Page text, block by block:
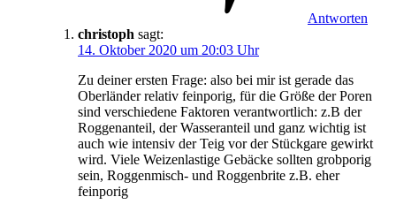
Antworten
christoph sagt:
14. Oktober 2020 um 20:03 Uhr
Zu deiner ersten Frage: also bei mir ist gerade das
Oberländer relativ feinporig, für die Größe der Poren
sind verschiedene Faktoren verantwortlich: z.B der
Roggenanteil, der Wasseranteil und ganz wichtig ist
auch wie intensiv der Teig vor der Stückgare gewirkt
wird. Viele Weizenlastige Gebäcke sollten grobporig
sein, Roggenmisch- und Roggenbrite z.B. eher
feinporig